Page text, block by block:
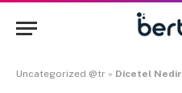
Uncategorized @tr » Dicetel